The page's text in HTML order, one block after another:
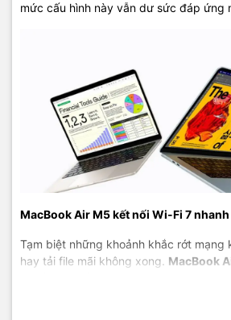
mức cấu hình này vẫn dư sức đáp ứng
MacBook Air M5 kết nối Wi-Fi 7
Tạm biệt những khoảnh khắc rớt mạng
hay tải file mãi không xong. MacBook
12MP